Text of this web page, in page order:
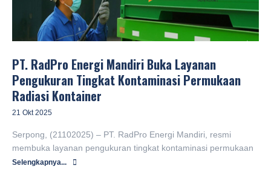
PT. RadPro Energi Mandiri Buka Layanan
Pengukuran Tingkat Kontaminasi Permukaan
Radiasi Kontainer
21 Okt 2025
Serpong, (21102025) – PT. RadPro Energi Mandiri, resmi
membuka layanan pengukuran tingkat kontaminasi permukaan
Selengkapnya...